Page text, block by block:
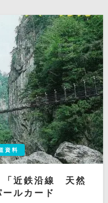
資料
「近鉄沿線 天然
ルカード